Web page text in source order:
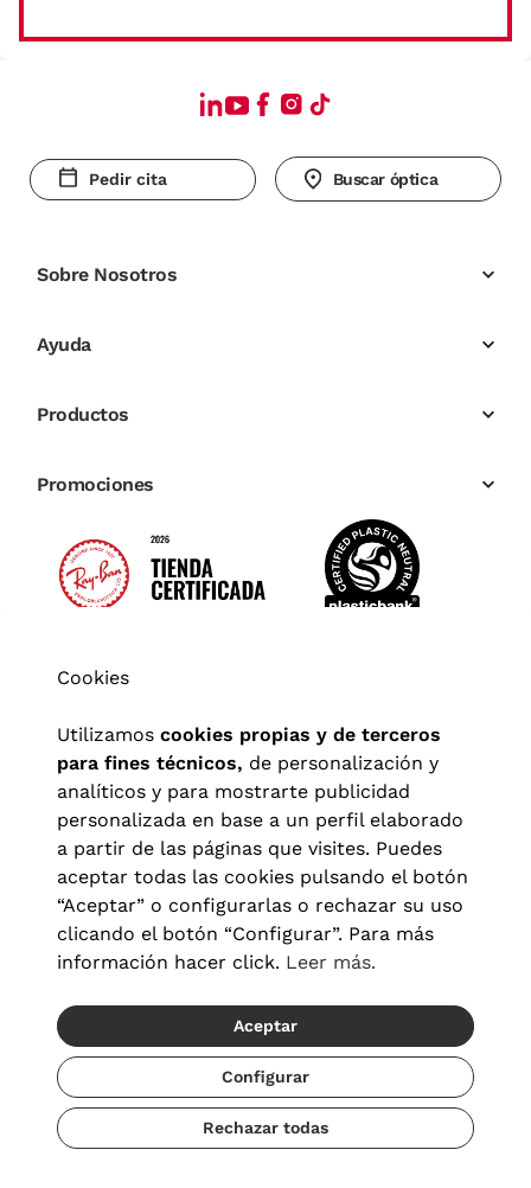
Pedir cita Buscar óptica
Sobre Nosotros
Ayuda
Productos
Promociones
Aviso legal| Política de privacidad Términos y condiciones
Política de cookies|Configuración de cookies
© 2026 Visionlab España
Cookies
Utilizamos cookies propias y de terceros
para fines técnicos, de personalización y
analíticos y para mostrarte publicidad
personalizada en base a un perfil elaborado
a partir de las páginas que visites. Puedes
aceptar todas las cookies pulsando el botón
“Aceptar” o configurarlas o rechazar su uso
clicando el botón “Configurar”. Para más
información hacer click. Leer más.
Aceptar
Configurar
Rechazar todas